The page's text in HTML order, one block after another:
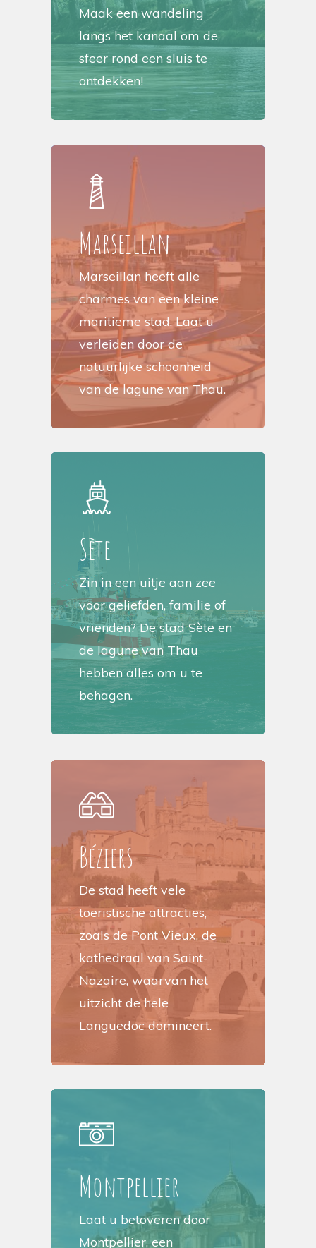
Maak een wandeling
langs het kanaal om de
sfeer rond een sluis te
ontdekken!
Marseillan
Marseillan heeft alle
charmes van een kleine
maritieme stad. Laat u
verleiden door de
natuurlijke schoonheid
van de lagune van Thau.
Sète
Zin in een uitje aan zee
voor geliefden, familie of
vrienden? De stad Sète en
de lagune van Thau
hebben alles om u te
behagen.
Béziers
De stad heeft vele
toeristische attracties,
zoals de Pont Vieux, de
kathedraal van Saint-
Nazaire, waarvan het
uitzicht de hele
Languedoc domineert.
Montpellier
Laat u betoveren door
Montpellier, een